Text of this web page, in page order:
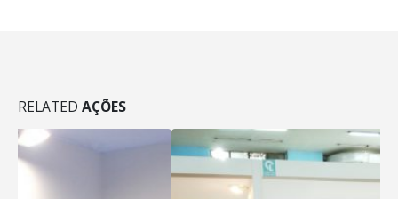
RELATED AÇÕES